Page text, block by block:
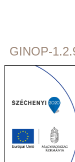
GINOP-